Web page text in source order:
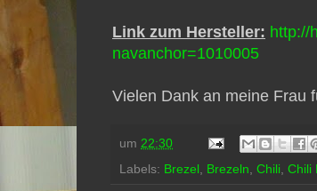
Link zum Hersteller: http://
navanchor=1010005
Vielen Dank an meine Frau
um 22:30
Labels: Brezel Brezeln Chili Chili